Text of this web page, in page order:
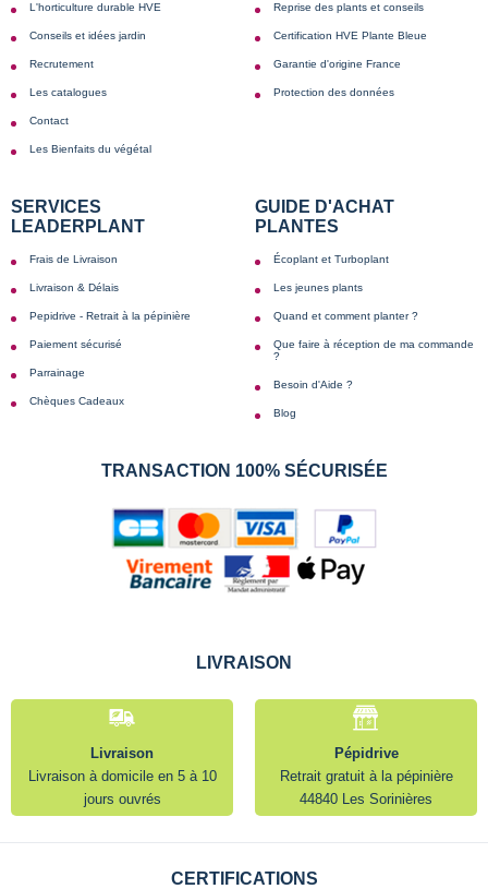
L'horticulture durable HVE
Conseils et idées jardin
Recrutement
Les catalogues
Contact
Les Bienfaits du végétal
Reprise des plants et conseils
Certification HVE Plante Bleue
Garantie d'origine France
Protection des données
SERVICES
LEADERPLANT
Frais de Livraison
Livraison & Délais
Pepidrive - Retrait à la pépinière
Paiement sécurisé
Parrainage
Chèques Cadeaux
GUIDE D'ACHAT
PLANTES
Écoplant et Turboplant
Les jeunes plants
Quand et comment planter ?
Que faire à réception de ma commande
?
Besoin d'Aide ?
Blog
TRANSACTION 100% SÉCURISÉE
LIVRAISON
Livraison
Livraison à domicile en 5 à 10
jours ouvrés
Pépidrive
Retrait gratuit à la pépinière
44840 Les Sorinières
CERTIFICATIONS